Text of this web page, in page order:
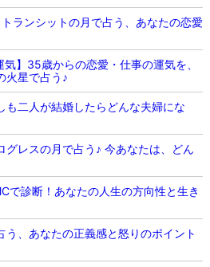
ランシットの月で占う、あなたの恋愛
】35歳からの恋愛・仕事の運気を、
火星で占う♪
も二人が結婚したらどんな夫婦にな
グレスの月で占う♪ 今あなたは、どん
で診断！あなたの人生の方向性と生き
う、あなたの正義感と怒りのポイント